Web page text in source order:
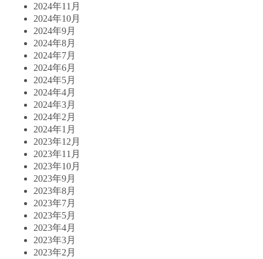
2024年11月
2024年10月
2024年9月
2024年8月
2024年7月
2024年6月
2024年5月
2024年4月
2024年3月
2024年2月
2024年1月
2023年12月
2023年11月
2023年10月
2023年9月
2023年8月
2023年7月
2023年5月
2023年4月
2023年3月
2023年2月